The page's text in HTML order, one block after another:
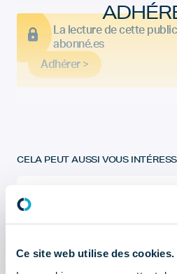
Ce site web utilise des cookies.
La lecture de cette
abonné.es
Adhérer >
CELA PEUT AUSSI VOUS
Sociétés du
chiffres à retenir de
économique et